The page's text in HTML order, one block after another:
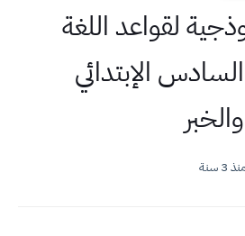
لقواعد اللغة
الإبتدائي
منذ 3 سنة